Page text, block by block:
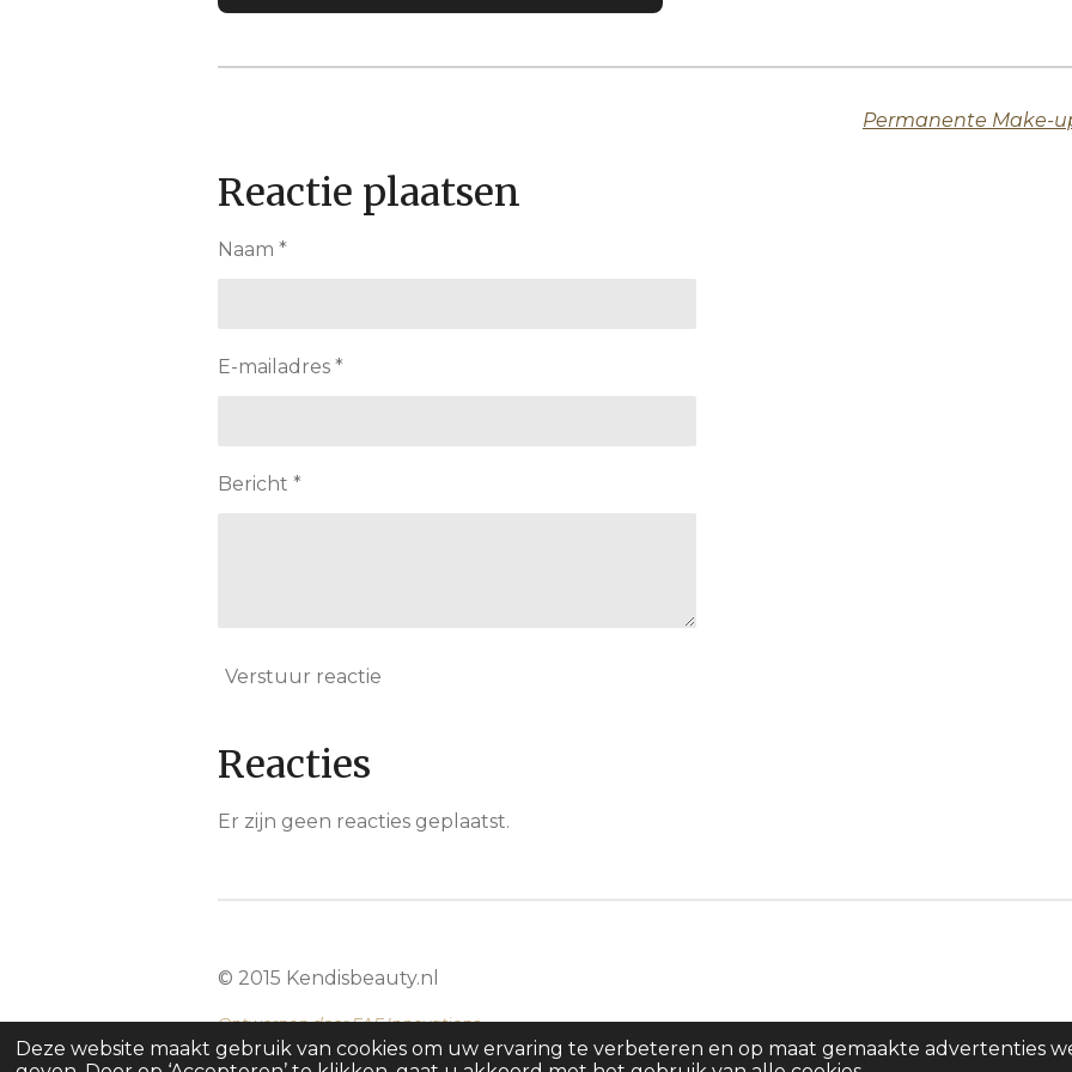
Deze website maakt gebruik van cookies om uw ervaring te verbeteren en op maat gemaakte advertenties
Reactie plaatsen
Naam *
E-mailadres *
Bericht *
Verstuur reactie
Reacties
Er zijn geen reacties geplaatst.
© 2015 Kendisbeauty.nl
Ontworpen doorFAF Innovations